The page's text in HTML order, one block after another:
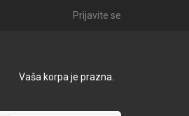
Prijavite se
Vaša korpa je prazna.